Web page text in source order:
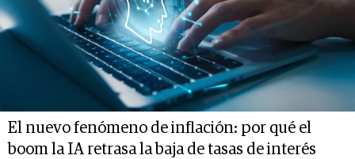
El nuevo fenómeno de inflación: por qué el
boom la IA retrasa la baja de tasas de interés